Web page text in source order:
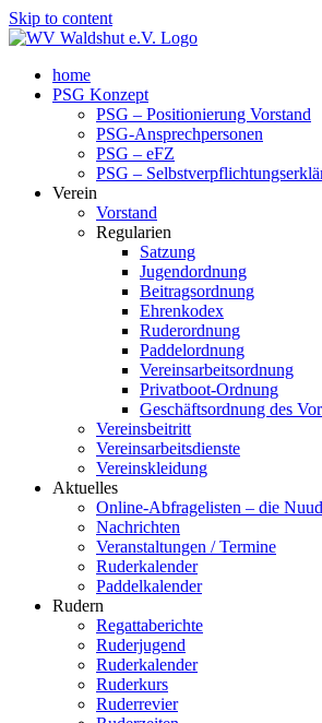
Skip to content
home
PSG Konzept
PSG – Positionierung Vorstand
PSG-Ansprechpersonen
PSG – eFZ
PSG –
Verein
Vorstand
Regularien
Satzung
Jugendordnung
Beitragsordnung
Ehrenkodex
Ruderordnung
Paddelordnung
Vereinsarbeitsordnung
Privatboot-Ordnung
Geschäftsordnung des
Vereinsbeitritt
Vereinsarbeitsdienste
Vereinskleidung
Aktuelles
Online-Abfragelisten – die
Nachrichten
Veranstaltungen / Termine
Ruderkalender
Paddelkalender
Rudern
Regattaberichte
Ruderjugend
Ruderkalender
Ruderkurs
Ruderrevier